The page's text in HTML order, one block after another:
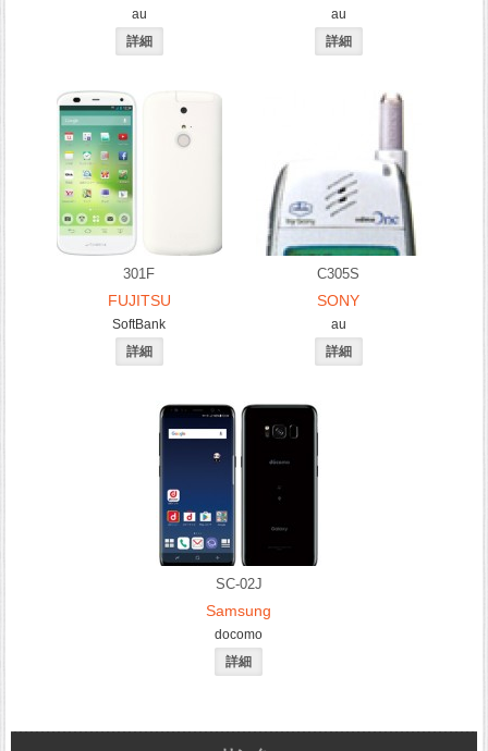
au au
301F
FUJITSU
SoftBank
C305S
SONY
au
SC-02J
Samsung
docomo